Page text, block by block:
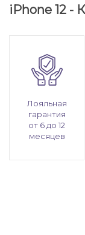
iPhone 12 -
Лояльная
гарантия
от 6 до 12
месяцев